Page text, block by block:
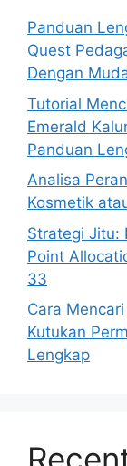
Panduan
Quest
Dengan
Tutorial
Emerald
Panduan
Analisa
Kosmetik
Strategi Jitu:
Point
33
Cara
Kutukan
Lengkap